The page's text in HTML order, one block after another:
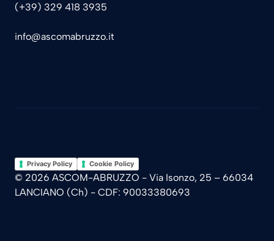
(+39) 329 418 3935
info@ascomabruzzo.it
© 2026 ASCOM-ABRUZZO - Via Isonzo, 25 – 66034
LANCIANO (Ch) - CDF: 90033380693
Privacy Policy Cookie Policy